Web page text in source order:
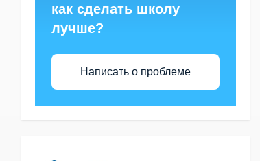
как сделать школу
лучше?
Написать о проблеме